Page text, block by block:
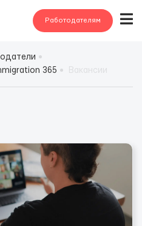
Работодателям
365